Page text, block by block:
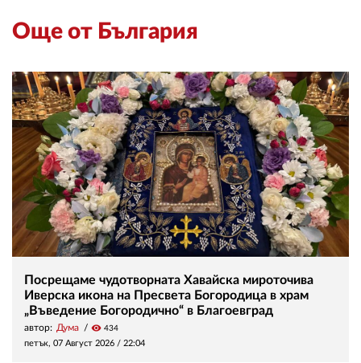
Още от България
Посрещаме чудотворната Хавайска мироточива
Иверска икона на Пресвета Богородица в храм
„Въведение Богородично“ в Благоевград
автор: Дума visibility 434
петък, 07 Август 2026 / 22:04